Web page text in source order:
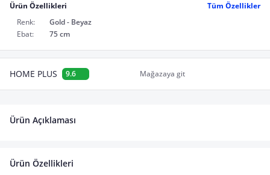
Ürün Özellikleri
Tüm Özellikler
Renk:
Gold - Beyaz
Ebat:
75 cm
HOME PLUS 9.6 Mağazaya git
Ürün Açıklaması
Ürün Özellikleri